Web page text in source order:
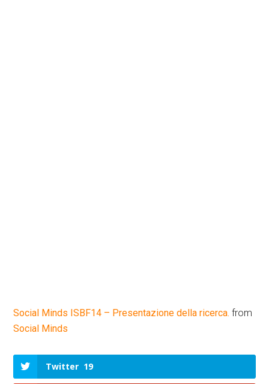
Social Minds ISBF14 – Presentazione della ricerca. from
Social Minds
Twitter 19